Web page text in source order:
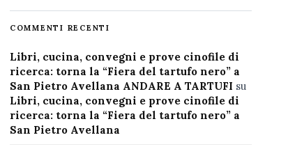
COMMENTI RECENTI
Libri, cucina, convegni e prove cinofile di
ricerca: torna la “Fiera del tartufo nero” a
San Pietro Avellana ANDARE A TARTUFI su
Libri, cucina, convegni e prove cinofile di
ricerca: torna la “Fiera del tartufo nero” a
San Pietro Avellana